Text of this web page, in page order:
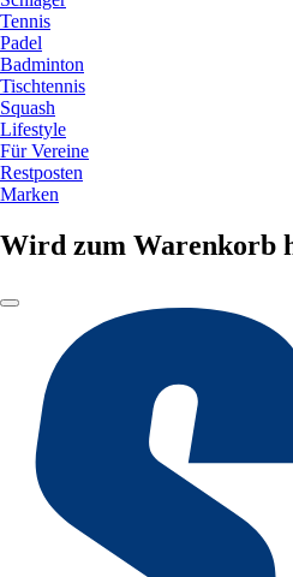
Tennis
Padel
Badminton
Tischtennis
Squash
Lifestyle
Für Vereine
Restposten
Marken
Wird zum Warenkorb